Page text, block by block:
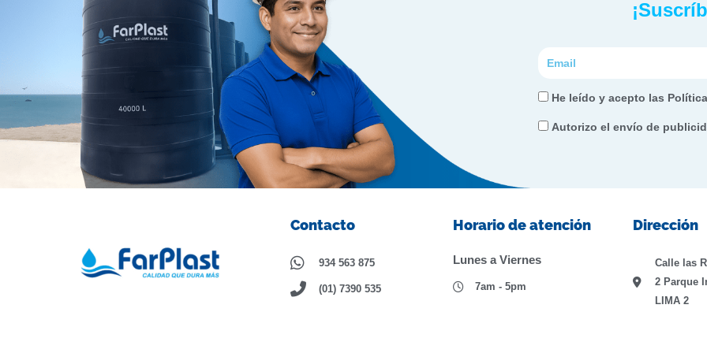
Correo
He
leído
de
He leído y acepto las
Autorizo
e
Autorizo el envío de
Contacto
934 563 875
(01) 7390 535
Horario de atención
Lunes a Viernes
7am - 5pm
Dirección
Calle las
2 Parque
LIMA 2